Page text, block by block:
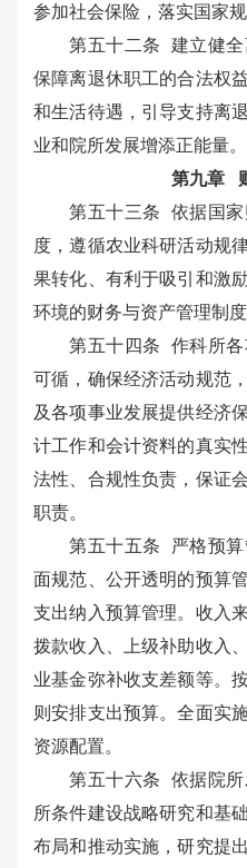
参加社会保险，落实国家
第五十二条 建立健
保障离退休职工的合法权
和生活待遇，引导支持离
业和院所发展增添正能量。
第九章
第五十三条 依据国家
度，遵循农业科研活动规
果转化、有利于吸引和激
环境的财务与资产管理制度
第五十四条 作科所
可循，确保经济活动规范
及各项事业发展提供经济
计工作和会计资料的真实
法性、合规性负责，保证
职责。
第五十五条 严格预
面规范、公开透明的预算
支出纳入预算管理。收入
拨款收入、上级补助收入
业基金弥补收支差额等。
则安排支出预算。全面实
资源配置。
第五十六条 依据院
所条件建设战略研究和基
布局和推动实施，研究提